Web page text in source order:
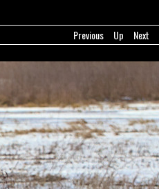
Previous Up Next